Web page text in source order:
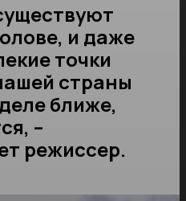
и даже
точки
страны
ближе,
–
режиссер.